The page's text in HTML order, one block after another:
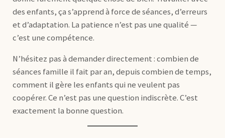
des enfants, ça s’apprend à force de séances, d’erreurs
et d’adaptation. La patience n’est pas une qualité —
c’est une compétence.
N’hésitez pas à demander directement : combien de
séances famille il fait par an, depuis combien de temps,
comment il gère les enfants qui ne veulent pas
coopérer. Ce n’est pas une question indiscrète. C’est
exactement la bonne question.